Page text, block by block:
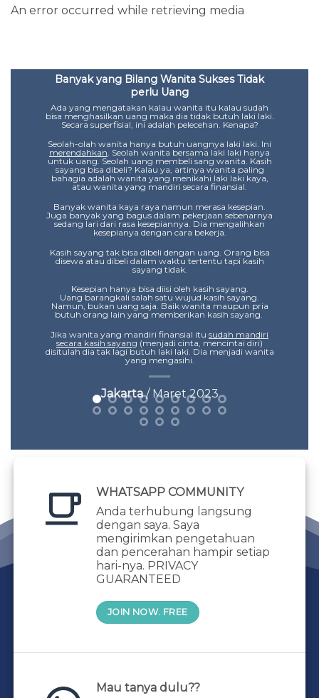
An error occurred while retrieving media
Banyak yang Bilang Wanita Sukses Tidak
perlu Uang
Ada yang mengatakan kalau wanita itu kalau sudah
bisa menghasilkan uang maka dia tidak butuh laki laki.
Secara superfisial, ini adalah pelecehan. Kenapa?
Seolah-olah wanita hanya butuh uangnya laki laki. Ini
merendahkan. Seolah wanita bersama laki laki hanya
untuk uang. Seolah uang membeli sang wanita. Kasih
sayang bisa dibeli? Kalau ya, artinya wanita paling
bahagia adalah wanita yang menikahi laki laki kaya,
atau wanita yang mandiri secara finansial.
Banyak wanita kaya raya namun merasa kesepian.
Juga banyak yang bagus dalam pekerjaan sebenarnya
sedang lari dari rasa kesepiannya. Dia mengalihkan
kesepianya dengan cara bekerja.
Kasih sayang tak bisa dibeli dengan uang. Orang bisa
disewa atau dibeli dalam waktu tertentu tapi kasih
sayang tidak.
Kesepian hanya bisa diisi oleh kasih sayang.
Uang barangkali salah satu wujud kasih sayang.
Namun, bukan uang saja. Baik wanita maupun pria
butuh orang lain yang memberikan kasih sayang.
Jika wanita yang mandiri finansial itusudah mandiri
secara kasih sayang (menjadi cinta, mencintai diri)
disitulah dia tak lagi butuh laki laki. Dia menjadi wanita
yang mengasihi.
Jakarta/ Maret 2023
WHATSAPP COMMUNITY
Anda terhubung langsung
dengan saya. Saya
mengirimkan pengetahuan
dan pencerahan hampir setiap
hari-nya. PRIVACY
GUARANTEED
JOIN NOW. FREE
Mau tanya dulu??